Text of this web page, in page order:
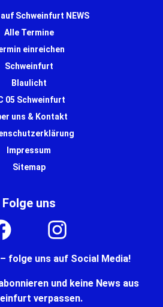
Schweinfurt NEWS
Alle Termine
einreichen
Schweinfurt
Blaulicht
05 Schweinfurt
uns & Kontakt
Impressum
Sitemap
Folge uns
folge uns auf Social Media!
und keine News aus
verpassen.